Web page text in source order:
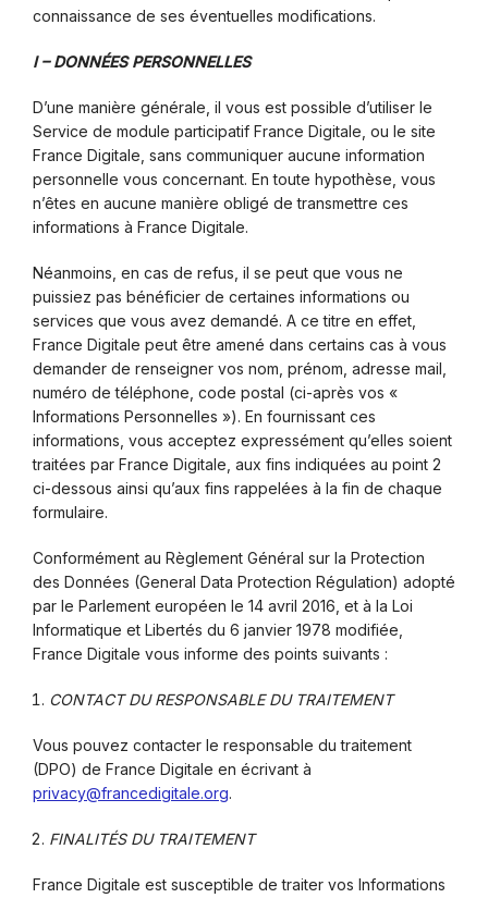
connaissance de ses éventuelles modifications.
I – DONNÉES PERSONNELLES
D’une manière générale, il vous est possible d’utiliser le
Service de module participatif France Digitale, ou le site
France Digitale, sans communiquer aucune information
personnelle vous concernant. En toute hypothèse, vous
n’êtes en aucune manière obligé de transmettre ces
informations à France Digitale.
Néanmoins, en cas de refus, il se peut que vous ne
puissiez pas bénéficier de certaines informations ou
services que vous avez demandé. A ce titre en effet,
France Digitale peut être amené dans certains cas à vous
demander de renseigner vos nom, prénom, adresse mail,
numéro de téléphone, code postal (ci-après vos «
Informations Personnelles »). En fournissant ces
informations, vous acceptez expressément qu’elles soient
traitées par France Digitale, aux fins indiquées au point 2
ci-dessous ainsi qu’aux fins rappelées à la fin de chaque
formulaire.
Conformément au Règlement Général sur la Protection
des Données (General Data Protection Régulation) adopté
par le Parlement européen le 14 avril 2016, et à la Loi
Informatique et Libertés du 6 janvier 1978 modifiée,
France Digitale vous informe des points suivants :
CONTACT DU RESPONSABLE DU TRAITEMENT
Vous pouvez contacter le responsable du traitement
(DPO) de France Digitale en écrivant à
privacy@francedigitale.org.
FINALITÉS DU TRAITEMENT
France Digitale est susceptible de traiter vos Informations